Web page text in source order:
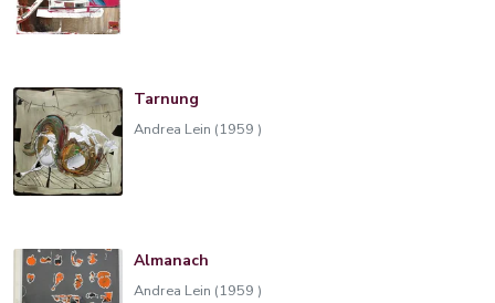
Tarnung
Andrea Lein (1959 )
Almanach
Andrea Lein (1959 )